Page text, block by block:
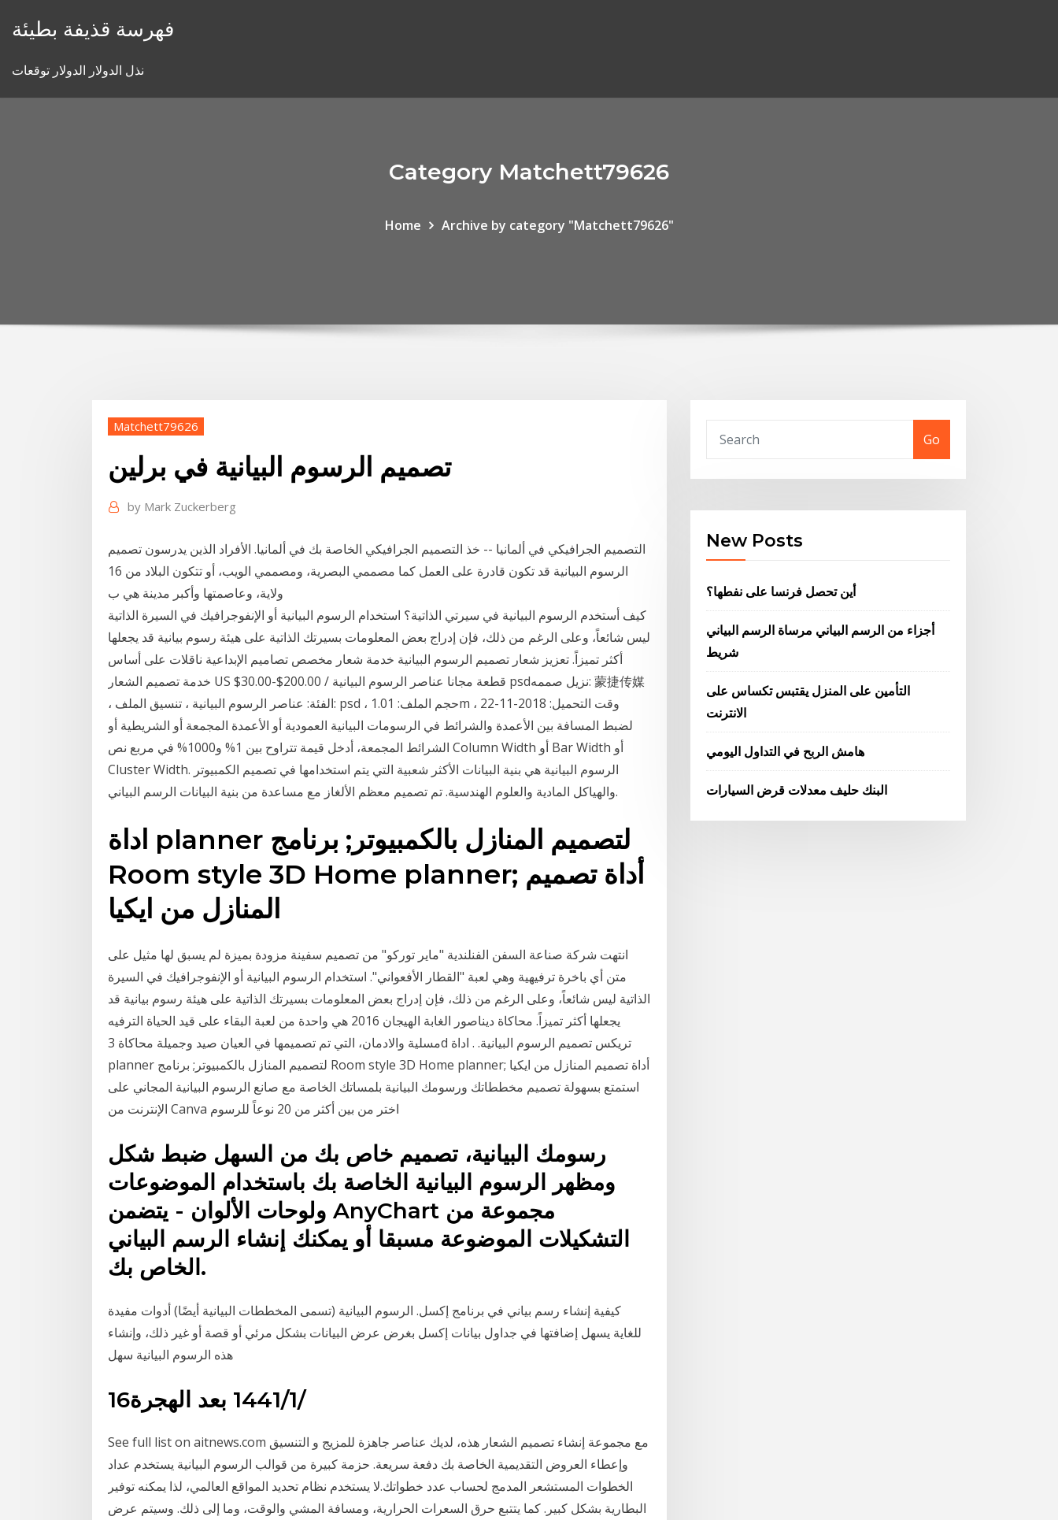
فهرسة قذيفة بطيئة
نذل الدولار الدولار توقعات
Category Matchett79626
Home Archive by category "Matchett79626"
Matchett79626
تصميم الرسوم البيانية في برلين
by Mark Zuckerberg
التصميم الجرافيكي في ألمانيا -- خذ التصميم الجرافيكي الخاصة بك في ألمانيا. الأفراد الذين يدرسون تصميم
الرسوم البيانية قد تكون قادرة على العمل كما مصممي البصرية، ومصممي الويب، أو تتكون البلاد من 16
ولاية، وعاصمتها وأكبر مدينة هي ب
كيف أستخدم الرسوم البيانية في سيرتي الذاتية؟ استخدام الرسوم البيانية أو الإنفوجرافيك في السيرة الذاتية
ليس شائعاً، وعلى الرغم من ذلك، فإن إدراج بعض المعلومات بسيرتك الذاتية على هيئة رسوم بيانية قد يجعلها
أكثر تميزاً. تعزيز شعار تصميم الرسوم البيانية خدمة شعار مخصص تصاميم الإبداعية ناقلات على أساس
خدمة تصميم الشعار US $30.00-$200.00 / قطعة مجانا عناصر الرسوم البيانية psdنزيل صممه: 蒙捷传媒
، الفئة: عناصر الرسوم البيانية ، تنسيق الملف: psd ، حجم الملف: 1.01m ، وقت التحميل: 2018-11-22
لضبط المسافة بين الأعمدة والشرائط في الرسومات البيانية العمودية أو الأعمدة المجمعة أو الشريطية أو
الشرائط المجمعة، أدخل قيمة تتراوح بين 1% و1000% في مربع نص Column Width أو Bar Width أو
Cluster Width. الرسوم البيانية هي بنية البيانات الأكثر شعبية التي يتم استخدامها في تصميم الكمبيوتر
والهياكل المادية والعلوم الهندسية. تم تصميم معظم الألغاز مع مساعدة من بنية البيانات الرسم البياني.
اداة planner لتصميم المنازل بالكمبيوتر; برنامج
Room style 3D Home planner; أداة تصميم
المنازل من ايكيا
انتهت شركة صناعة السفن الفنلندية "ماير توركو" من تصميم سفينة مزودة بميزة لم يسبق لها مثيل على
متن أي باخرة ترفيهية وهي لعبة "القطار الأفعواني". استخدام الرسوم البيانية أو الإنفوجرافيك في السيرة
الذاتية ليس شائعاً، وعلى الرغم من ذلك، فإن إدراج بعض المعلومات بسيرتك الذاتية على هيئة رسوم بيانية قد
يجعلها أكثر تميزاً. محاكاة ديناصور الغابة الهيجان 2016 هي واحدة من لعبة البقاء على قيد الحياة الترفيه
مسلية والادمان، التي تم تصميمها في العيان صيد وجميلة محاكاة 3d تريكس تصميم الرسوم البيانية. . اداة
planner لتصميم المنازل بالكمبيوتر; برنامج Room style 3D Home planner; أداة تصميم المنازل من ايكيا
استمتع بسهولة تصميم مخططاتك ورسومك البيانية بلمساتك الخاصة مع صانع الرسوم البيانية المجاني على
رسومك البيانية، تصميم خاص بك من السهل ضبط شكل
ومظهر الرسوم البيانية الخاصة بك باستخدام الموضوعات
ولوحات الألوان - يتضمن AnyChart مجموعة من
التشكيلات الموضوعة مسبقا أو يمكنك إنشاء الرسم البياني
الخاص بك.
كيفية إنشاء رسم بياني في برنامج إكسل. الرسوم البيانية (تسمى المخططات البيانية أيضًا) أدوات مفيدة
للغاية يسهل إضافتها في جداول بيانات إكسل بغرض عرض البيانات بشكل مرئي أو قصة أو غير ذلك، وإنشاء
هذه الرسوم البيانية سهل
16‏‏/1‏‏/1441 بعد الهجرة
See full list on aitnews.com مع مجموعة إنشاء تصميم الشعار هذه، لديك عناصر جاهزة للمزيج و التنسيق
وإعطاء العروض التقديمية الخاصة بك دفعة سريعة. حزمة كبيرة من قوالب الرسوم البيانية يستخدم عداد
الخطوات المستشعر المدمج لحساب عدد خطواتك.لا يستخدم نظام تحديد المواقع العالمي، لذا يمكنه توفير
البطارية بشكل كبير. كما يتتبع حرق السعرات الحرارية، ومسافة المشي والوقت، وما إلى ذلك. وسيتم عرض
Go
New Posts
أين تحصل فرنسا على نفطها؟
أجزاء من الرسم البياني مرساة الرسم البياني
شريط
التأمين على المنزل يقتبس تكساس على
الانترنت
هامش الربح في التداول اليومي
البنك حليف معدلات قرض السيارات